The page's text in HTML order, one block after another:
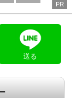
へ
PR
送る